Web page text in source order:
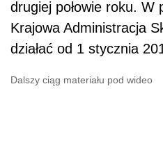
drugiej połowie roku. W
Krajowa Administracja
działać od 1 stycznia
Dalszy ciąg materiału pod wideo